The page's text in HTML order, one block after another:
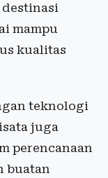
destinasi
mampu
kualitas
teknologi
juga
perencanaan
buatan